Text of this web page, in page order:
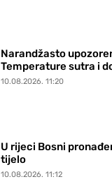
Narandžasto
Temperature sutra i
10.08.2026. 11:20
U rijeci Bosni
tijelo
10.08.2026. 11:12